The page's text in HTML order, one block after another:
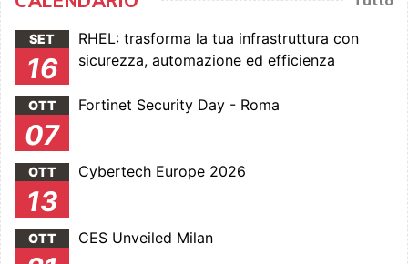
SET
16
RHEL: trasforma la tua infrastruttura con
sicurezza, automazione ed efficienza
OTT
07
Fortinet Security Day - Roma
OTT
13
Cybertech Europe 2026
OTT CES Unveiled Milan